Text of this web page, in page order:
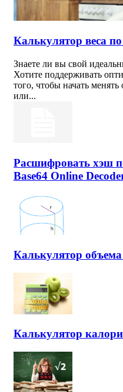
Калькулятор веса
Знаете ли вы свой
Хотите поддерживать
того, чтобы начать
или...
Расшифровать хэш
Base64 Online
Калькулятор
Калькулятор